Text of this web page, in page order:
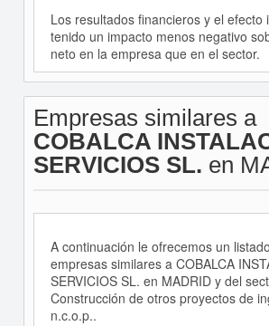
Los resultados financieros y el efecto
tenido un impacto menos negativo
neto en la empresa que en el sector.
Empresas similares a
COBALCA
SERVICIOS SL. en
A continuación le ofrecemos un
empresas similares a COBALCA
SERVICIOS SL. en MADRID y del
Construcción de otros proyectos de
n.c.o.p..